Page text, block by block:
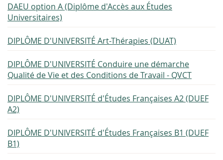
DAEU option A (Diplôme d'Accès aux Études
Universitaires)
DIPLÔME D'UNIVERSITÉ Art-Thérapies (DUAT)
DIPLÔME D'UNIVERSITÉ Conduire une démarche
Qualité de Vie et des Conditions de Travail - QVCT
DIPLÔME D'UNIVERSITÉ d'Études Françaises A2 (DUEF
A2)
DIPLÔME D'UNIVERSITÉ d'Études Françaises B1 (DUEF
B1)